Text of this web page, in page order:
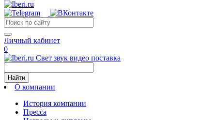
Личный кабинет
0
Свет звук видео поставка
Найти
О компании
История компании
Пресса